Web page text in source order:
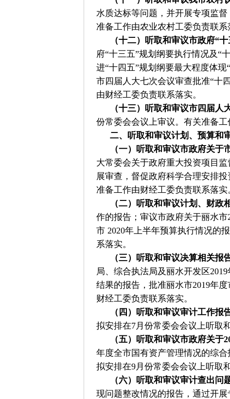
水质达标等问题，并开展专项监
准备工作由农业农村工委负责联系
（十二）听取和审议市政府“
府“十三五”规划纲要执行情况及“
进“十四五”规划纲要最大程度体
市四届人大七次会议审查批准“十
由财经工委负责联系落实。
（十三）听取和审议市四届人
份常委会会议上审议。有关准备工
二、听取和审议计划、预算和
（一）听取和审议市政府关于
大常委会关于政府重大投资项目
展审查，督促政府科学合理安排
准备工作由财经工委负责联系落实
（二）听取和审议计划、财政
作的报告；审议市政府关于丽水
市 2020年上半年预算执行情况的
系落实。
（三）听取和审议决算相关报告
局、综合执法局及丽水开发区
结果的报告，批准丽水市2019年
财经工委负责联系落实。
（四）听取和审议审计工作报告
拟安排在7月份常委会会议上听取
（五）听取和审议市政府关于
年度全市国有资产管理情况的综
拟安排在9月份常委会会议上听取
（六）听取和审议审计查出问
现问题整改情况的报告，通过开